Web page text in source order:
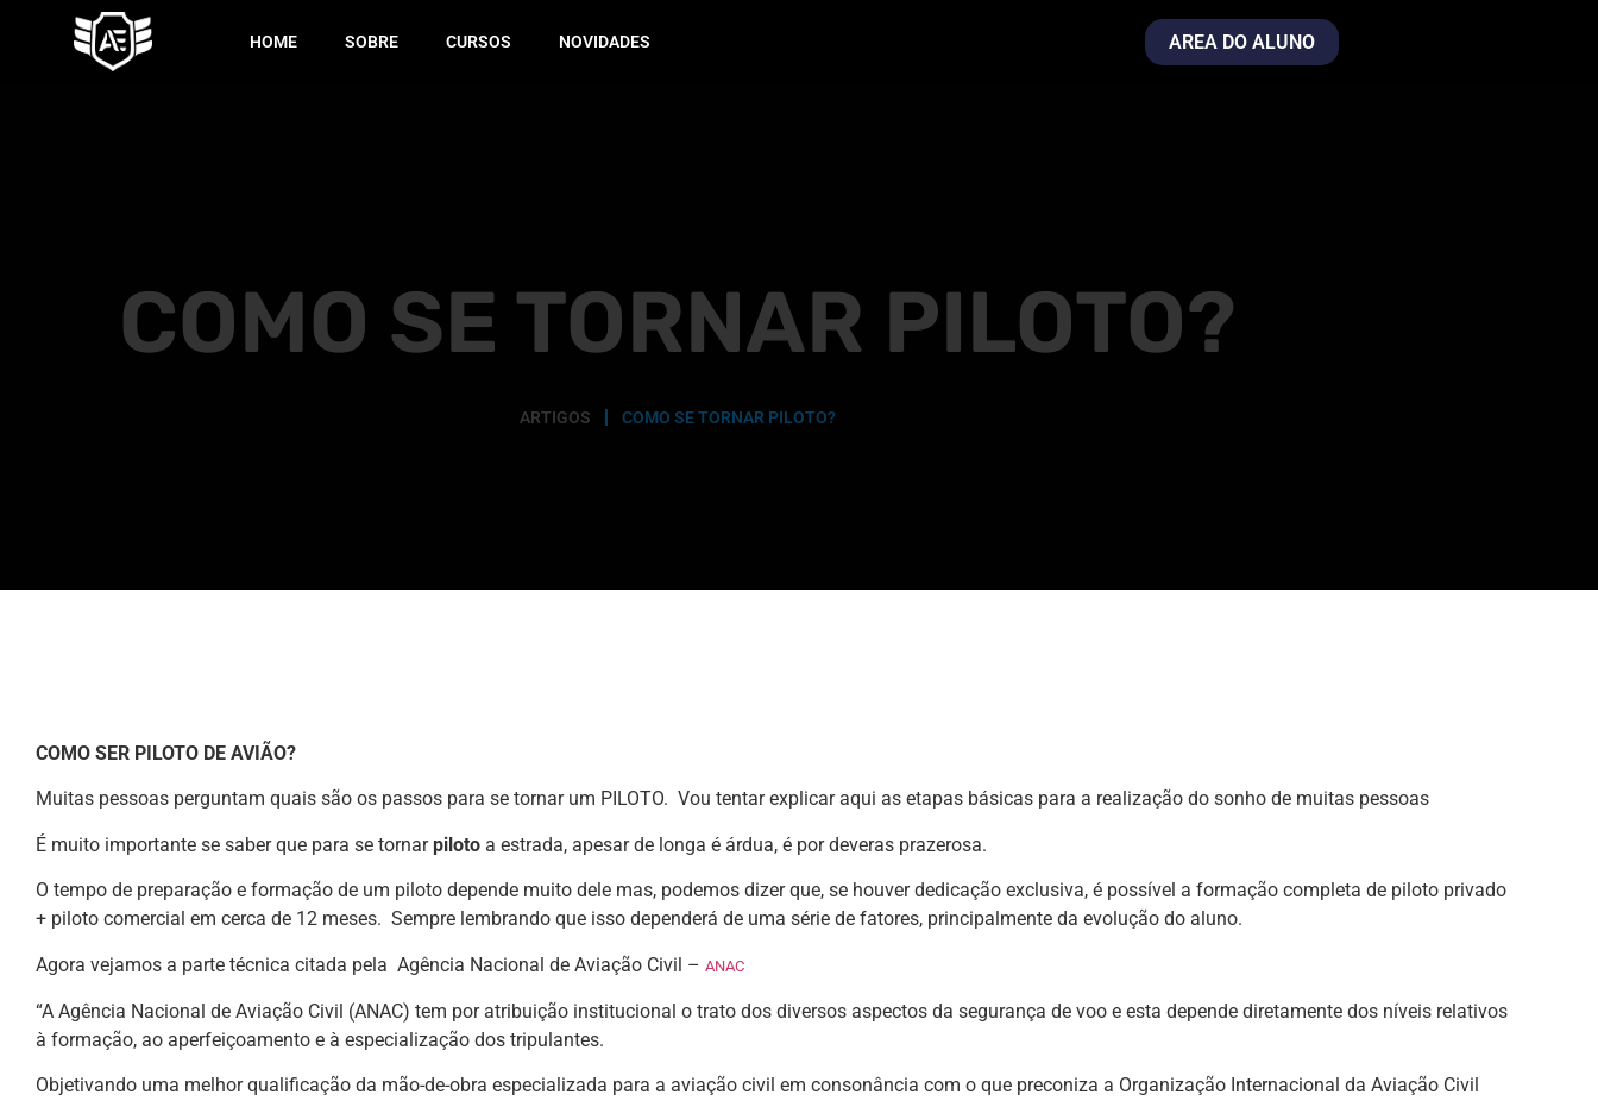
HOME SOBRE CURSOS NOVIDADES AREA DO ALUNO
COMO SE TORNAR PILOTO?
ARTIGOS COMO SE TORNAR PILOTO?
COMO SER PILOTO DE AVIÃO?
Muitas pessoas perguntam quais são os passos para se tornar um PILOTO. Vou tentar explicar aqui as etapas básicas para a realização do sonho de muitas pessoas
É muito importante se saber que para se tornarpiloto a estrada, apesar de longa é árdua, é por deveras prazerosa.
O tempo de preparação e formação de um piloto depende muito dele mas, podemos dizer que, se houver dedicação exclusiva, é possível a formação completa de piloto privado
+ piloto comercial em cerca de 12 meses. Sempre lembrando que isso dependerá de uma série de fatores, principalmente da evolução do aluno.
Agora vejamos a parte técnica citada pela Agência Nacional de Aviação Civil – ANAC
“A Agência Nacional de Aviação Civil (ANAC) tem por atribuição institucional o trato dos diversos aspectos da segurança de voo e esta depende diretamente dos níveis relativos
à formação, ao aperfeiçoamento e à especialização dos tripulantes.
Objetivando uma melhor qualificação da mão-de-obra especializada para a aviação civil em consonância com o que preconiza a Organização Internacional da Aviação Civil